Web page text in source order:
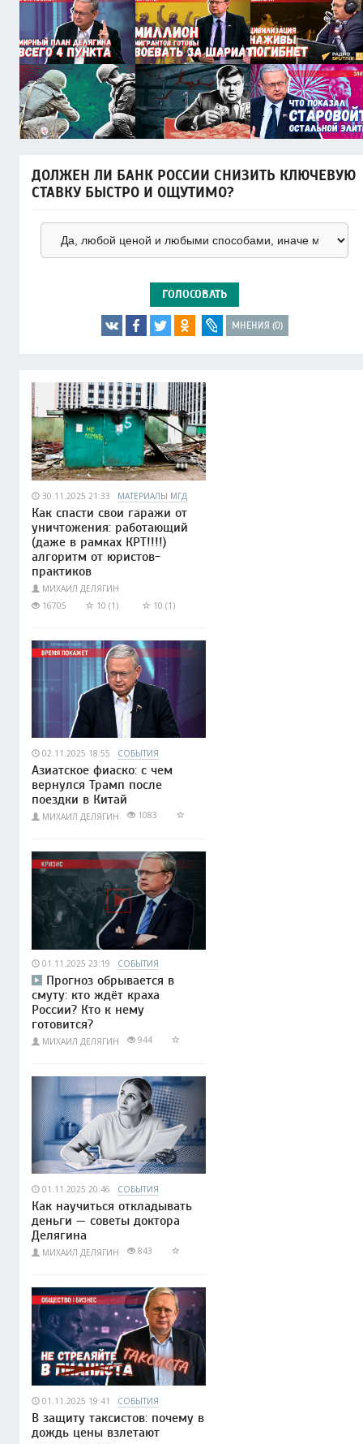
ДОЛЖЕН ЛИ БАНК РОССИИ СНИЗИТЬ КЛЮЧЕВУЮ
СТАВКУ БЫСТРО И ОЩУТИМО?
ГОЛОСОВАТЬ
МНЕНИЯ (0)
30.11.2025 21:33 МАТЕРИАЛЫ МГД
Как спасти свои гаражи от
уничтожения: работающий
(даже в рамках КРТ!!!!)
алгоритм от юристов-
практиков
МИХАИЛ ДЕЛЯГИН
16705
10 (1) 10 (1)
02.11.2025 18:55 СОБЫТИЯ
Азиатское фиаско: с чем
вернулся Трамп после
поездки в Китай
МИХАИЛ ДЕЛЯГИН 1083
01.11.2025 23:19 СОБЫТИЯ
Прогноз обрывается в
смуту: кто ждёт краха
России? Кто к нему
готовится?
МИХАИЛ ДЕЛЯГИН 944
01.11.2025 20:46 СОБЫТИЯ
Как научиться откладывать
деньги — советы доктора
Делягина
МИХАИЛ ДЕЛЯГИН 843
01.11.2025 19:41 СОБЫТИЯ
В защиту таксистов: почему в
дождь цены взлетают